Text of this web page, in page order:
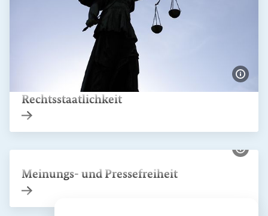
Rechtsstaatlichkeit